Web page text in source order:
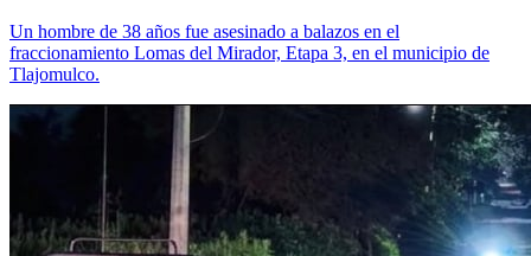
Un hombre de 38 años fue asesinado a balazos en el
fraccionamiento Lomas del Mirador, Etapa 3, en el municipio de
Tlajomulco.